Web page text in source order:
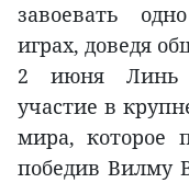
завоевать
играх, доведя
2 июня Линь
участие в
мира, которое
победив Вилму